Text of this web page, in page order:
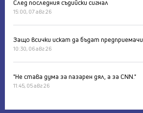
След последния съдийски сигнал
15:00, 07 авг 26
Защо всички искат да бъдат предприемачи
10:30, 06 авг 26
"Не става дума за пазарен дял, а за CNN."
11:45, 05 авг 26